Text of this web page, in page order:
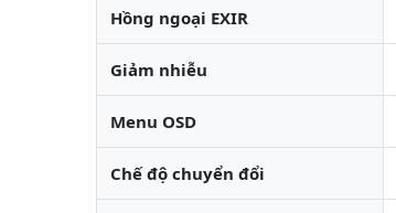
Hồng ngoại EXIR
Giảm nhiễu
Menu OSD
Chế độ chuyển đổi